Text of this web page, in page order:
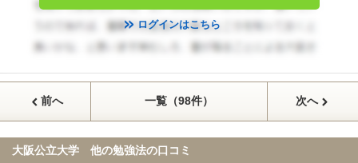
ログインはこちら
前へ 一覧（98件） 次へ
大阪公立大学 他の勉強法の口コミ